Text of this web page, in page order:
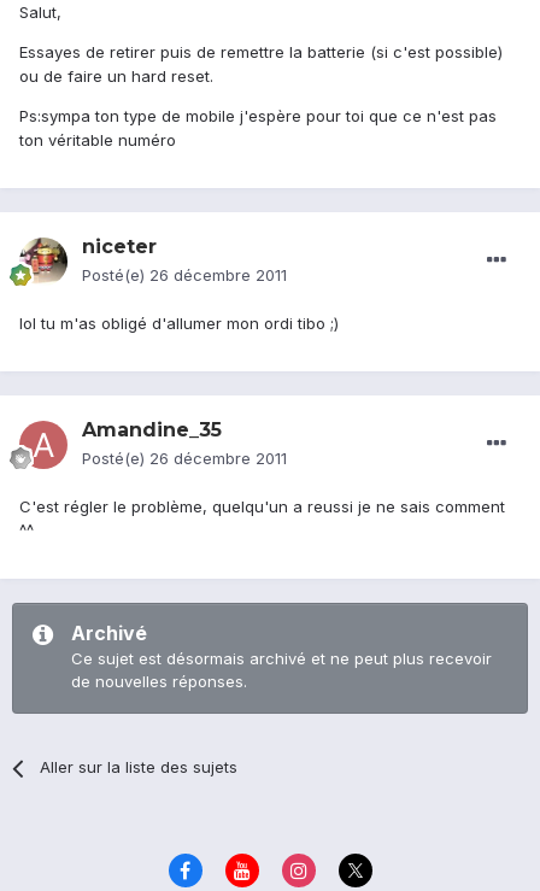
Salut,
Essayes de retirer puis de remettre la batterie (si c'est possible)
ou de faire un hard reset.
Ps:sympa ton type de mobile j'espère pour toi que ce n'est pas
ton véritable numéro
niceter
Posté(e) 26 décembre 2011
lol tu m'as obligé d'allumer mon ordi tibo ;)
Amandine_35
Posté(e) 26 décembre 2011
C'est régler le problème, quelqu'un a reussi je ne sais comment
^^
Archivé
Ce sujet est désormais archivé et ne peut plus recevoir
de nouvelles réponses.
Aller sur la liste des sujets